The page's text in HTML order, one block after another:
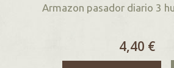
Armazon pasador diario 3
4,40 €